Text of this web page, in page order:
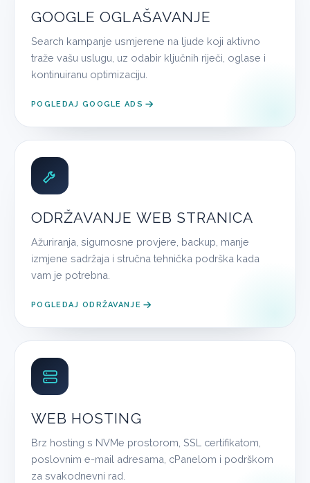
GOOGLE OGLAŠAVANJE
Search kampanje usmjerene na ljude koji aktivno
traže vašu uslugu, uz odabir ključnih riječi, oglase i
kontinuiranu optimizaciju.
POGLEDAJ GOOGLE ADS
ODRŽAVANJE WEB STRANICA
Ažuriranja, sigurnosne provjere, backup, manje
izmjene sadržaja i stručna tehnička podrška kada
vam je potrebna.
POGLEDAJ ODRŽAVANJE
WEB HOSTING
Brz hosting s NVMe prostorom, SSL certifikatom,
poslovnim e-mail adresama, cPanelom i podrškom
za svakodnevni rad.